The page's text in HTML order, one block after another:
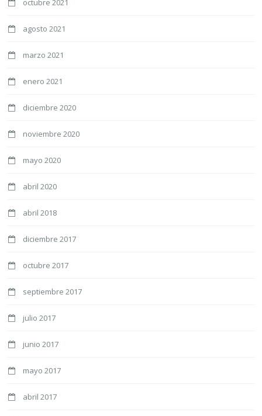
octubre 2021
agosto 2021
marzo 2021
enero 2021
diciembre 2020
noviembre 2020
mayo 2020
abril 2020
abril 2018
diciembre 2017
octubre 2017
septiembre 2017
julio 2017
junio 2017
mayo 2017
abril 2017